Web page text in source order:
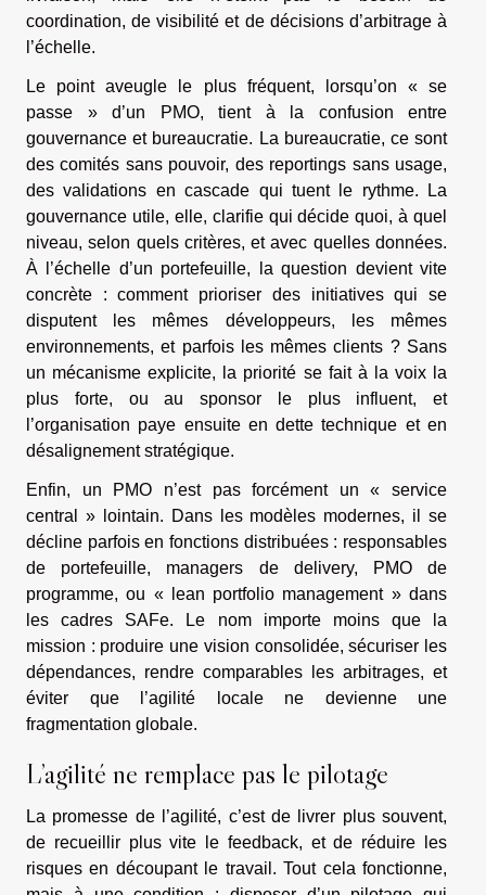
coordination, de visibilité et de décisions d’arbitrage à
l’échelle.
Le point aveugle le plus fréquent, lorsqu’on « se
passe » d’un PMO, tient à la confusion entre
gouvernance et bureaucratie. La bureaucratie, ce sont
des comités sans pouvoir, des reportings sans usage,
des validations en cascade qui tuent le rythme. La
gouvernance utile, elle, clarifie qui décide quoi, à quel
niveau, selon quels critères, et avec quelles données.
À l’échelle d’un portefeuille, la question devient vite
concrète : comment prioriser des initiatives qui se
disputent les mêmes développeurs, les mêmes
environnements, et parfois les mêmes clients ? Sans
un mécanisme explicite, la priorité se fait à la voix la
plus forte, ou au sponsor le plus influent, et
l’organisation paye ensuite en dette technique et en
désalignement stratégique.
Enfin, un PMO n’est pas forcément un « service
central » lointain. Dans les modèles modernes, il se
décline parfois en fonctions distribuées : responsables
de portefeuille, managers de delivery, PMO de
programme, ou « lean portfolio management » dans
les cadres SAFe. Le nom importe moins que la
mission : produire une vision consolidée, sécuriser les
dépendances, rendre comparables les arbitrages, et
éviter que l’agilité locale ne devienne une
fragmentation globale.
L’agilité ne remplace pas le pilotage
La promesse de l’agilité, c’est de livrer plus souvent,
de recueillir plus vite le feedback, et de réduire les
risques en découpant le travail. Tout cela fonctionne,